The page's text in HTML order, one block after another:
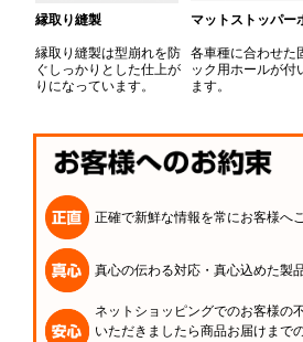
縁取り縫製
縁取り縫製は型崩れを防
ぐしっかりとした仕上が
りになっています。
マットストッパー
各車種に合わせた
ック用ホールが付
ます。
正確で新鮮な情報を常にお客様へ
真心の伝わる対応・真心込めた製
ネットショッピングでのお客様の
いただきましたら商品お届けまで